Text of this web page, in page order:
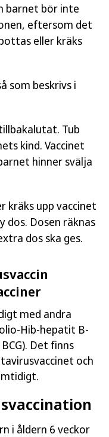
barnet bör inte
eftersom det
eller kräks
som beskrivs i
Tub
kind. Vaccinet
hinner svälja
kräks upp vaccinet
dos. Dosen räknas
dos ska ges.
med andra
Hib-hepatit B-
Det finns
och
i åldern 6 veckor